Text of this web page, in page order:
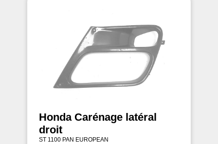
Honda Carénage latéral
droit
ST 1100 PAN EUROPEAN